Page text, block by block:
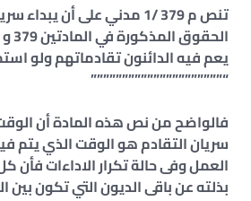
تنص م 379 /1 مدني على أن
يعم فيه الدائنون تقادماتهم ولو
“”””””””””””””””””””””
فالواضح من نص هذه المادة أن
سريان التقادم هو الوقت الذي يتم
العمل وفى حالة تكرار الاداءات فأن
بذلته عن باقى الديون التي تكون بين